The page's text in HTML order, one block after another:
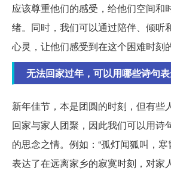
应该尊重他们的感受，给他们空间和
绪。同时，我们可以通过陪伴、倾听
心灵，让他们感受到在这个困难时刻
无法回家过年，可以用哪些诗句
新年佳节，本是团圆的时刻，但有些
回家与家人团聚，因此我们可以用诗
的思念之情。例如：“孤灯闻狐叫，
表达了在远离家乡的寂寞时刻，对家